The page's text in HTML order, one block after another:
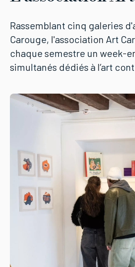
Rassemblant cinq galeries
Carouge, l'association Art
chaque semestre un week-
simultanés dédiés à l’art